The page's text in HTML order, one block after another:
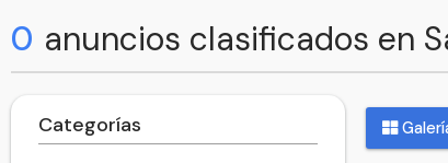
0 anuncios clasificados en
Categorías